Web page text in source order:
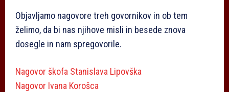
Objavljamo nagovore treh govornikov in ob tem
želimo, da bi nas njihove misli in besede znova
dosegle in nam spregovorile.
Nagovor škofa Stanislava Lipovška
Nagovor Ivana Korošca